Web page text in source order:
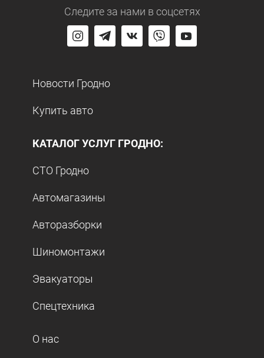
Следите за нами в соцсетях
Новости Гродно
Купить авто
КАТАЛОГ УСЛУГ ГРОДНО:
СТО Гродно
Автомагазины
Авторазборки
Шиномонтажи
Эвакуаторы
Спецтехника
О нас